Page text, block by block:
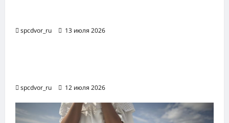
spcdvor_ru 13 июля 2026
spcdvor_ru 12 июля 2026